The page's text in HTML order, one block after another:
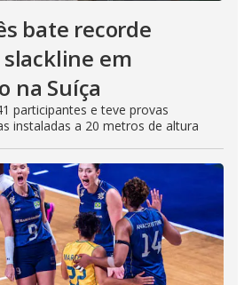
bate recorde
em
na Suíça
participantes e teve provas
instaladas a 20 metros de altura